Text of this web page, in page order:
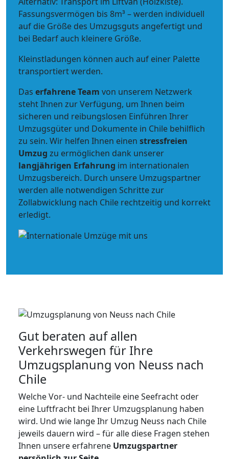
Fassungsvermögen bis 8m³ – werden individuell
auf die Größe des Umzugsguts angefertigt und
bei Bedarf auch kleinere Größe.
Kleinstladungen können auch auf einer Palette
transportiert werden.
Das erfahrene Team von unserem Netzwerk
steht Ihnen zur Verfügung, um Ihnen beim
sicheren und reibungslosen Einführen Ihrer
Umzugsgüter und Dokumente in Chile behilflich
zu sein. Wir helfen Ihnen einen stressfreien
Umzug zu ermöglichen dank unserer
langjährigen Erfahrung im internationalen
Umzugsbereich. Durch unsere Umzugspartner
werden alle notwendigen Schritte zur
Zollabwicklung nach Chile rechtzeitig und korrekt
erledigt.
Gut beraten auf allen
Verkehrswegen für Ihre
Umzugsplanung von Neuss nach
Chile
Welche Vor- und Nachteile eine Seefracht oder
eine Luftfracht bei Ihrer Umzugsplanung haben
wird. Und wie lange Ihr Umzug Neuss nach Chile
jeweils dauern wird – für alle diese Fragen stehen
Ihnen unsere erfahrene Umzugspartner